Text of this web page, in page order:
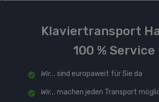
Klaviertransport
100 % Service
Wir... sind europaweit für Sie da
Wir... machen jeden Transport